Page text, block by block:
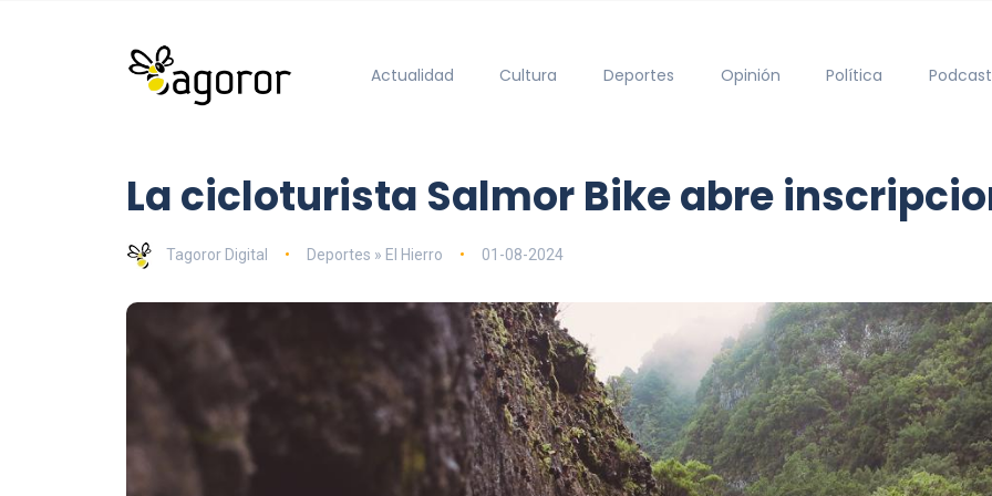
Actualidad Cultura Deportes Opinión Política Podcast
La cicloturista Salmor Bike abre
Tagoror Digital Deportes » El Hierro 01-08-2024